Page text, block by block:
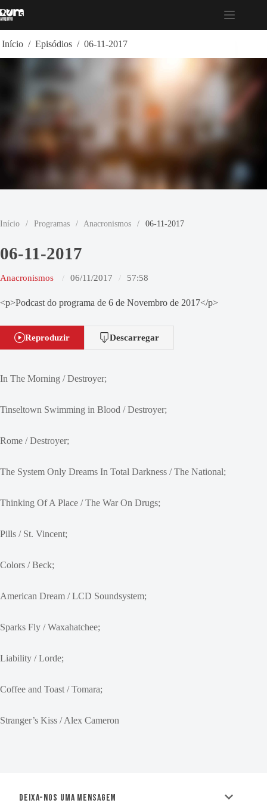
para
Início / Episódios / 06-11-2017
Início / Programas / Anacronismos / 06-11-2017
06-11-2017
Anacronismos 06/11/2017 57:58
<p>Podcast do programa de 6 de Novembro de 2017</p>
Reproduzir Descarregar
In The Morning / Destroyer;
Tinseltown Swimming in Blood / Destroyer;
Rome / Destroyer;
The System Only Dreams In Total Darkness / The National;
Thinking Of A Place / The War On Drugs;
Pills / St. Vincent;
Colors / Beck;
American Dream / LCD Soundsystem;
Sparks Fly / Waxahatchee;
Liability / Lorde;
Coffee and Toast / Tomara;
Stranger’s Kiss / Alex Cameron
Deixa-nos uma mensagem